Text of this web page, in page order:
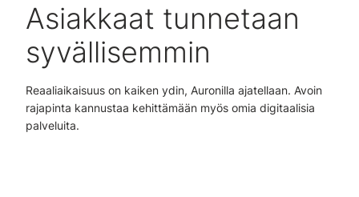
Asiakkaat tunnetaan
syvällisemmin
Reaaliaikaisuus on kaiken ydin, Auronilla ajatellaan. Avoin
rajapinta kannustaa kehittämään myös omia digitaalisia
palveluita.